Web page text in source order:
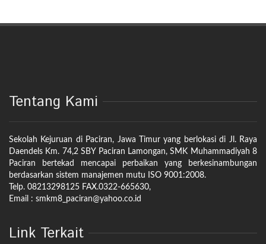
Tentang Kami
Sekolah Kejuruan di Paciran, Jawa Timur yang berlokasi di Jl. Raya
Daendels Km. 74,2 SBY Paciran Lamongan, SMK Muhammadiyah 8
Paciran bertekad mencapai perbaikan yang berkesinambungan
berdasarkan sistem manajemen mutu ISO 9001:2008.
Telp. 08213298125 FAX.0322-665630,
Email : smkm8_paciran@yahoo.co.id
Link Terkait